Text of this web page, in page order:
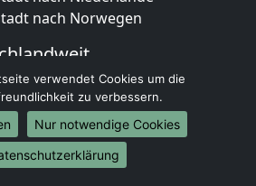
nach Norwegen
nach Berlin
nach Hamburg
nach München
nach Köln
nach Frankfurt am Main
verwendet Cookies um die
zu verbessern.
Nur notwendige Cookies